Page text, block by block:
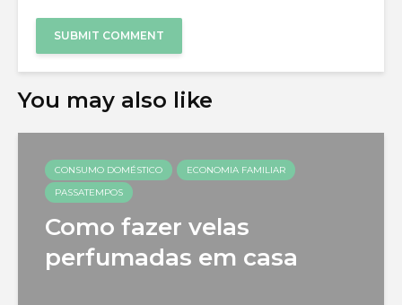
You may also like
CONSUMO DOMÉSTICO
ECONOMIA FAMILIAR
PASSATEMPOS
Como fazer velas
perfumadas em casa